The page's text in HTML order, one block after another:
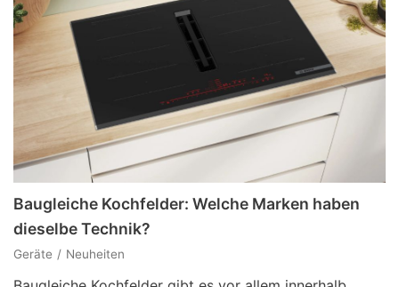
Baugleiche Kochfelder: Welche Marken haben
dieselbe Technik?
Geräte Neuheiten